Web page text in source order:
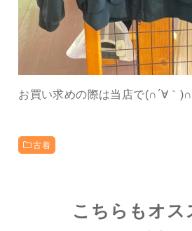
お買い求めの際は当店で(∩´∀｀)∩
古着
こちらもオス